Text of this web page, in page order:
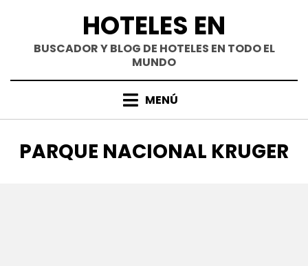
contenido
HOTELES EN
BUSCADOR Y BLOG DE HOTELES EN TODO EL
MUNDO
MENÚ
ETIQUETA
:
PARQUE NACIONAL KRUGER